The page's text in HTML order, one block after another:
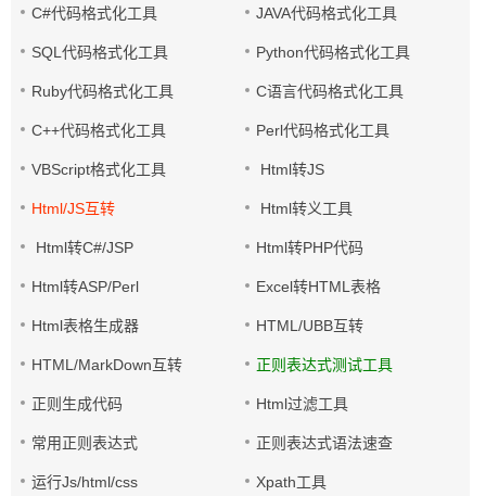
C#代码格式化工具 JAVA代码格式化工具
SQL代码格式化工具 Python代码格式化工具
Ruby代码格式化工具 C语言代码格式化工具
C++代码格式化工具 Perl代码格式化工具
VBScript格式化工具 Html转JS
Html/JS互转 Html转义工具
Html转C#/JSP Html转PHP代码
Html转ASP/Perl Excel转HTML表格
Html表格生成器 HTML/UBB互转
HTML/MarkDown互转 正则表达式测试工具
正则生成代码 Html过滤工具
常用正则表达式 正则表达式语法速查
运行Js/html/css Xpath工具